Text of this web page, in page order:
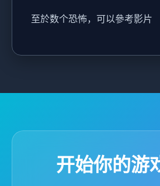
至於数个恐怖，可以參考影片
开始你的游